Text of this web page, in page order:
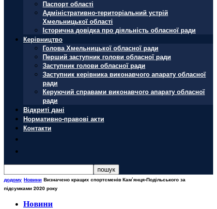
Паспорт області
Адміністративно-територіальний устрій
Хмельницької області
Історична довідка про діяльність обласної ради
Керівництво
Голова Хмельницької обласної ради
Перший заступник голови обласної ради
Заступник голови обласної ради
Заступник керівника виконавчого апарату обласної
ради
Керуючий справами виконавчого апарату обласної
ради
Відкриті дані
Нормативно-правові акти
Контакти
додому Новини Визначено кращих спортсменів Кам’янця-Подільського за
підсумками 2020 року
Новини